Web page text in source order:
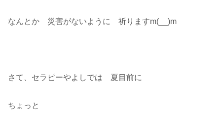
なんとか 災害がないように 祈りますm(__)m
さて、セラピーやよしでは 夏目前に
ちょっと